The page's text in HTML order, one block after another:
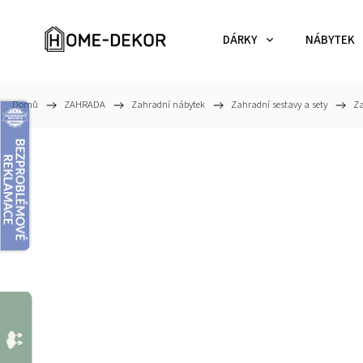
DÁRKY NÁBYTEK
Domů / ZAHRADA / Zahradní nábytek / Zahradní sestavy a sety /